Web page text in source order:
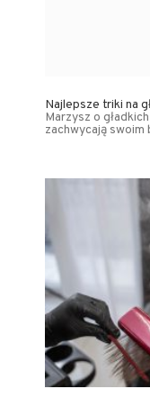
Najlepsze triki na
Marzysz o
zachwycają